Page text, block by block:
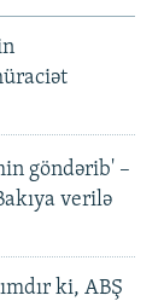
göndərib' –
verilə
ki, ABŞ